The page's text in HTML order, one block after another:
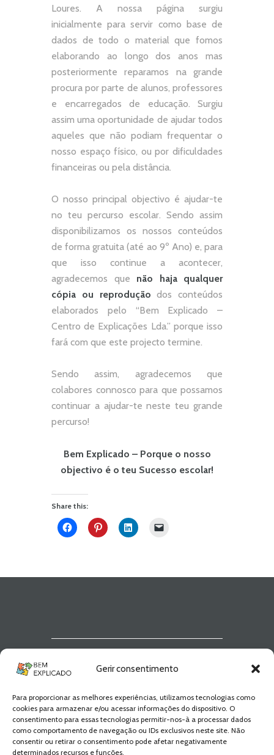
Gerir consentimento
Para proporcionar as melhores experiências, utilizamos tecnologias como
cookies para armazenar e/ou acessar informações do dispositivo. O
consentimento para essas tecnologias permitir-nos-à a processar dados
como comportamento de navegação ou IDs exclusivos neste site. Não
consentir ou retirar o consentimento pode afetar negativamente
determinados recursos e funções.
Loures. A nossa página surgiu
inicialmente para servir como base de
dados de todo o material que fomos
elaborando ao longo dos anos mas
posteriormente reparamos na grande
procura por parte de alunos, professores
e encarregados de educação. Surgiu
assim uma oportunidade de ajudar todos
aqueles que não podiam frequentar o
nosso espaço físico, ou por dificuldades
financeiras ou pela distância.
O nosso principal objectivo é ajudar-te
no teu percurso escolar. Sendo assim
disponibilizamos os nossos conteúdos
de forma gratuita (até ao 9º Ano) e, para
que isso continue a acontecer,
agradecemos que não
haja qualquer
cópia ou reprodução dos conteúdos
elaborados pelo “Bem Explicado –
Centro de Explicações Lda.” porque isso
fará com que este projecto termine.
Sendo assim, agradecemos que
colabores connosco para que possamos
continuar a ajudar-te neste teu grande
percurso!
Bem Explicado – Porque o nosso
objectivo é o teu Sucesso escolar!
Share this:
Explicado
Fica a par de todas as novidades! Zero
Spam, apenas novidades e novos
conteúdos!